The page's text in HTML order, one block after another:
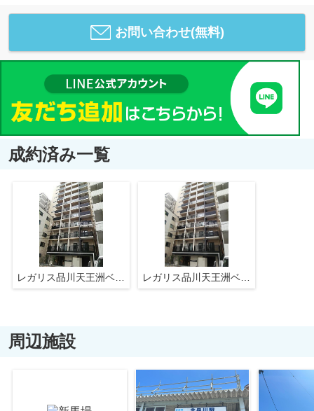
お問い合わせ(無料)
成約済み一覧
レガリス品川天王洲ベイサイドコート
周辺施設